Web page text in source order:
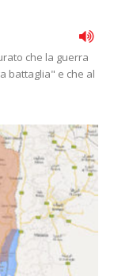
che la guerra
battaglia" e che al